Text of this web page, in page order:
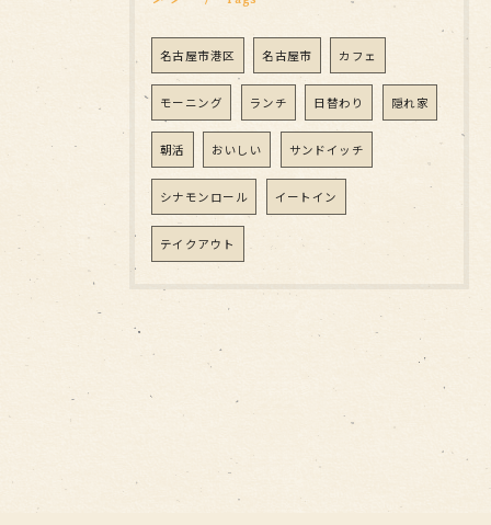
名古屋市港区 名古屋市 カフェ
モーニング ランチ 日替わり 隠れ家
朝活 おいしい サンドイッチ
シナモンロール イートイン
テイクアウト